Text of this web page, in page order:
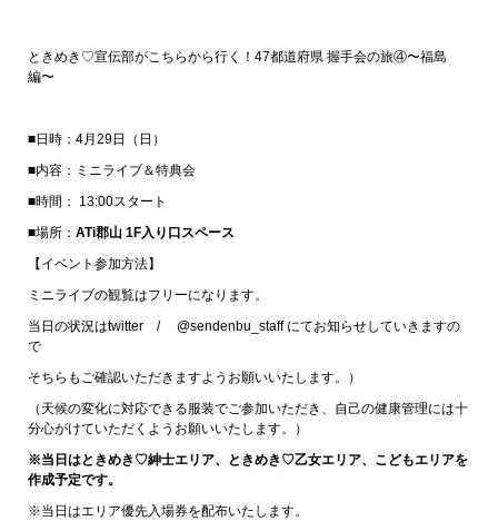
ときめき♡宣伝部がこちらから行く！47都道府県 握手会の旅④〜福島
編〜
■日時：4月29日（日）
■内容：ミニライブ＆特典会
■時間： 13:00スタート
■場所： ATi郡山 1F入り口スペース
【イベント参加方法】
ミニライブの観覧はフリーになります。
当日の状況はtwitter / @sendenbu_staff にてお知らせしていきますの
で
そちらもご確認いただきますようお願いいたします。）
（天候の変化に対応できる服装でご参加いただき、自己の健康管理には十
分心がけていただくようお願いいたします。）
※当日はときめき♡紳士エリア、ときめき♡乙女エリア、こどもエリアを
作成予定です。
※当日はエリア優先入場券を配布いたします。